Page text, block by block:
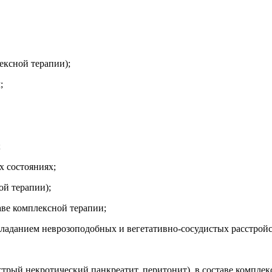
терапии);
состояниях;
терапии);
комплексной терапии;
неврозоподобных и вегетативно-сосудистых